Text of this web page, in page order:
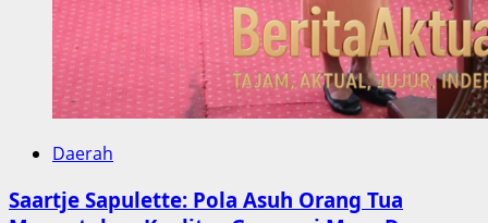
Daerah
Saartje Sapulette: Pola Asuh Orang Tua